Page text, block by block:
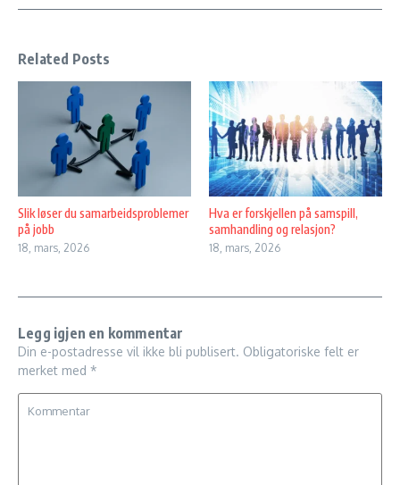
Related Posts
Slik løser du samarbeidsproblemer
på jobb
18, mars, 2026
Hva er forskjellen på samspill,
samhandling og relasjon?
18, mars, 2026
Legg igjen en kommentar
Din e-postadresse vil ikke bli publisert. Obligatoriske felt er
merket med *